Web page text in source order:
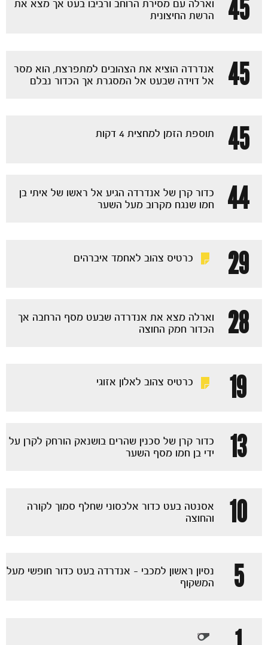
כרטיסים
45
וארלה עם מסירת הרוחב ורביבו בעט אך מצא את
הרשת החיצונית
45
אנדרדה הוציא את הצהובים למתפרצת, הוא מסר
אל דוידה שבעט אל המסגרת אך הכדור נבלם
45 תוספת הזמן למחצית 4 דקות
44
כדור קרן של אנדרדה הגיע אל ראשו של איתי בן
חמו שנגח מקרוב מעל השער
29 כרטיס צהוב לאחמד איברהים
28
וארלה מצא את אנדרדה שבעט מסף הרחבה אך
הכדור חמק החוצה
19 כרטיס צהוב לאלון אזוגי
13
כדור קרן של סכנין שהרים בושנאק הורחק לקרן על
ידי בן חמו מסף השער
10
אסנטה בעט כדור אלכסוני שחלף סמוך לקורה
והחוצה
5
נסיון ראשון למכבי - אנדרדה בעט כדור חופשי מעל
המשקוף